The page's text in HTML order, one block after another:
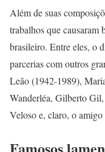
Além de suas
trabalhos que causaram
brasileiro. Entre eles, o
parcerias com outros
Leão (1942-1989),
Wanderléa, Gilberto
Veloso e, claro, o